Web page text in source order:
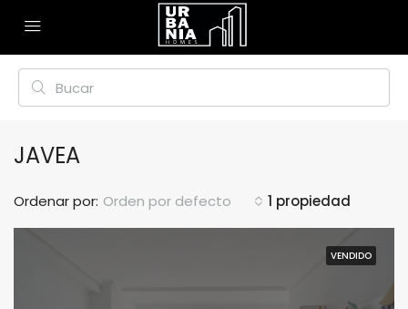
JAVEA
1 propiedad
Ordenar por: Orden por defecto
VENDIDO